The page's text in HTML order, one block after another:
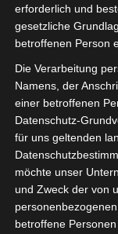
erforderlich und
gesetzliche
betroffenen Person
Die Verarbeitung
Namens, der
einer betroffenen
Datenschutz-
für uns geltenden
möchte unser
und Zweck der von
betroffene